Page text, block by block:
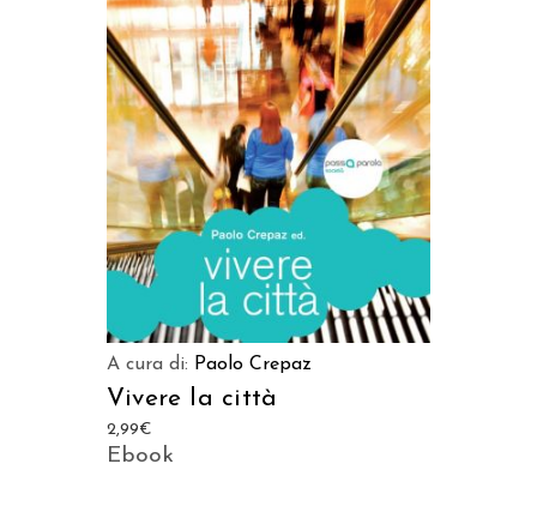
LEGGI TUTTO
A cura di: Paolo Crepaz
Vivere la città
2,99€
Ebook